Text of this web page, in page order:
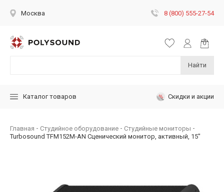
Москва 8 (800) 555-27-54
Найти
Каталог товаров Скидки и акции
Главная Студийное оборудование
Студийные мониторы
Turbosound TFM152M-AN Сценический монитор, активный, 15"